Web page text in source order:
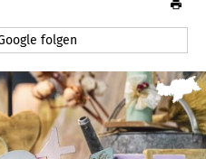
folgen